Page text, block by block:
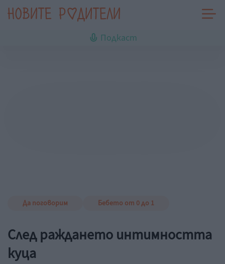
Подкаст
Да поговорим Бебето от 0 до 1
След раждането интимността
куца